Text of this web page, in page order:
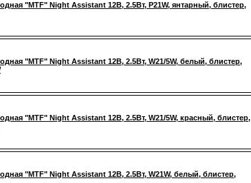
"MTF" Night Assistant 12В, 2.5Вт, P21W, янтарный, блистер,
"MTF" Night Assistant 12В, 2.5Вт, W21/5W, белый, блистер,
"MTF" Night Assistant 12В, 2.5Вт, W21/5W, красный, блистер,
"MTF" Night Assistant 12В, 2.5Вт, W21W, белый, блистер,